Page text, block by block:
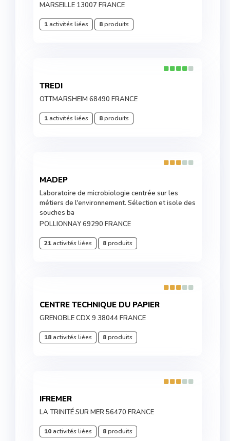
MARSEILLE 13007 FRANCE
1activités liées 8produits
TREDI
OTTMARSHEIM 68490 FRANCE
1activités liées 8produits
MADEP
Laboratoire de microbiologie centrée sur les
métiers de l'environnement. Sélection et isole des
souches ba
POLLIONNAY 69290 FRANCE
21activités liées 8produits
CENTRE TECHNIQUE DU PAPIER
GRENOBLE CDX 9 38044 FRANCE
18activités liées 8produits
IFREMER
LA TRINITÉ SUR MER 56470 FRANCE
10activités liées 8produits